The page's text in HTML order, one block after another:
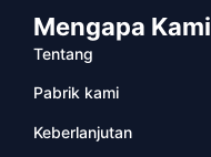
Mengapa Kami
Tentang
Pabrik kami
Keberlanjutan